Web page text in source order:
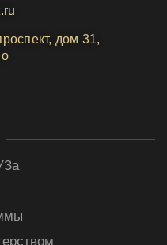
дом 31,